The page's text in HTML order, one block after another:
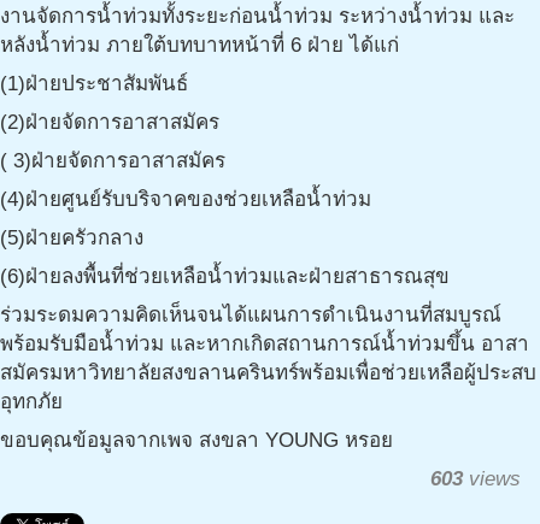
งานจัดการน้ำท่วมทั้งระยะก่อนน้ำท่วม ระหว่างน้ำท่วม และ
หลังน้ำท่วม ภายใต้บทบาทหน้าที่ 6 ฝ่าย ได้แก่
(1)ฝ่ายประชาสัมพันธ์
(2)ฝ่ายจัดการอาสาสมัคร
( 3)ฝ่ายจัดการอาสาสมัคร
(4)ฝ่ายศูนย์รับบริจาคของช่วยเหลือน้ำท่วม
(5)ฝ่ายครัวกลาง
(6)ฝ่ายลงพื้นที่ช่วยเหลือน้ำท่วมและฝ่ายสาธารณสุข
ร่วมระดมความคิดเห็นจนได้แผนการดำเนินงานที่สมบูรณ์
พร้อมรับมือน้ำท่วม และหากเกิดสถานการณ์น้ำท่วมขึ้น อาสา
สมัครมหาวิทยาลัยสงขลานครินทร์พร้อมเพื่อช่วยเหลือผู้ประสบ
อุทกภัย
ขอบคุณข้อมูลจากเพจ สงขลา YOUNG หรอย
603views